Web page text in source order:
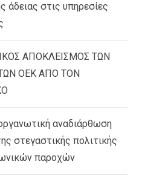
άδειας στις υπηρεσίες
ΑΠΟΚΛΕΙΣΜΟΣ ΤΩΝ
ΟΕΚ ΑΠΟ ΤΟΝ
αναδιάρθωση
στεγαστικής πολιτικής
παροχών